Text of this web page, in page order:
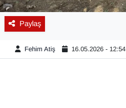
Paylaş
Fehim Atiş 16.05.2026 - 12:54
Eleman
Emlak
En çok konuşulanlar